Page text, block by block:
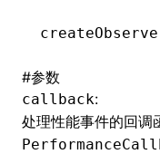
#参数
callback:
处理性能事件的回调